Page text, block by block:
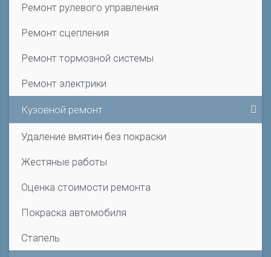
Ремонт рулевого управления
Ремонт сцепления
Ремонт тормозной системы
Ремонт электрики
Кузовной ремонт
Удаление вмятин без покраски
Жестяные работы
Оценка стоимости ремонта
Покраска автомобиля
Стапель